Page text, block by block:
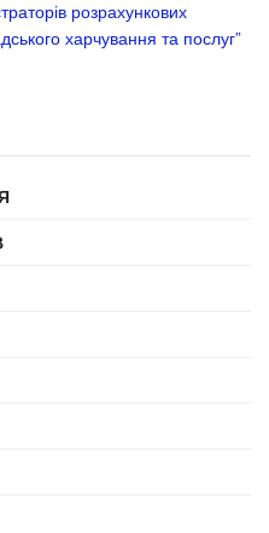
розрахункових
харчування та послуг”